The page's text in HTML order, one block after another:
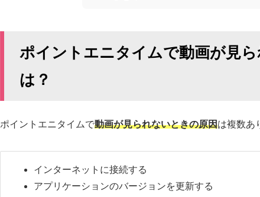
ポイントエニタイムで動画が見
は？
ポイントエニタイムで動画が見られないときの原因は複数あ
インターネットに接続する
アプリケーションのバージョンを更新する